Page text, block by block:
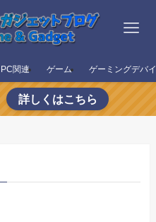
PC関連 ゲーム ゲーミングデバ
詳しくはこちら